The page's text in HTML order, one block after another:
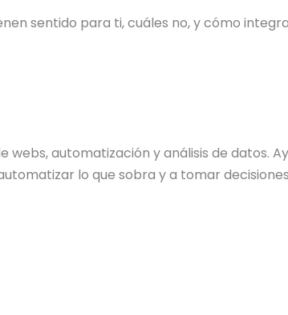
sentido para ti, cuáles no, y cómo
automatización y análisis de datos.
lo que sobra y a tomar